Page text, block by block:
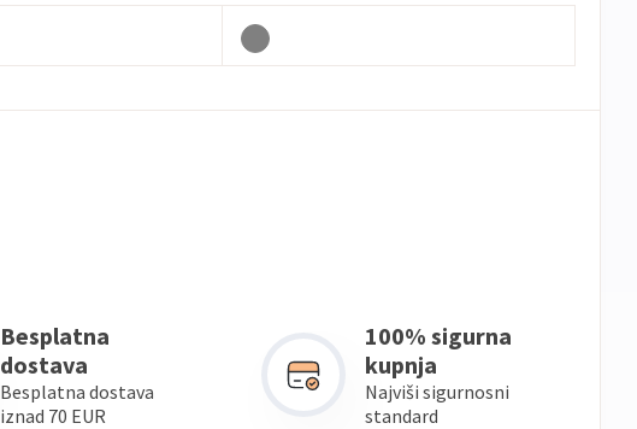
Besplatna
dostava
Besplatna dostava
iznad 70 EUR
100% sigurna
kupnja
Najviši sigurnosni
standard